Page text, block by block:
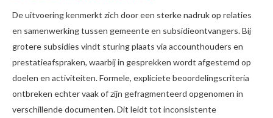
De uitvoering kenmerkt zich door een sterke nadruk op relaties
en samenwerking tussen gemeente en subsidieontvangers. Bij
grotere subsidies vindt sturing plaats via accounthouders en
prestatieafspraken, waarbij in gesprekken wordt afgestemd op
doelen en activiteiten. Formele, expliciete beoordelingscriteria
ontbreken echter vaak of zijn gefragmenteerd opgenomen in
verschillende documenten. Dit leidt tot inconsistente